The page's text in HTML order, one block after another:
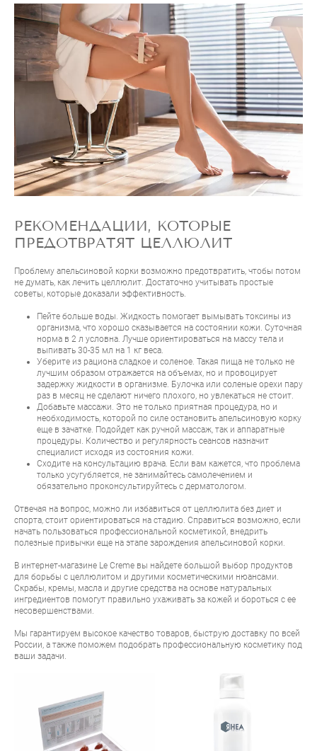
РЕКОМЕНДАЦИИ, КОТОРЫЕ
ПРЕДОТВРАТЯТ ЦЕЛЛЮЛИТ
Проблему апельсиновой корки возможно предотвратить, чтобы потом
не думать, как лечить целлюлит. Достаточно учитывать простые
советы, которые доказали эффективность.
Пейте больше воды. Жидкость помогает вымывать токсины из
организма, что хорошо сказывается на состоянии кожи. Суточная
норма в 2 л условна. Лучше ориентироваться на массу тела и
выпивать 30-35 мл на 1 кг веса.
Уберите из рациона сладкое и соленое. Такая пища не только не
лучшим образом отражается на объемах, но и провоцирует
задержку жидкости в организме. Булочка или соленые орехи пару
раз в месяц не сделают ничего плохого, но увлекаться не стоит.
Добавьте массажи. Это не только приятная процедура, но и
необходимость, которой по силе остановить апельсиновую корку
еще в зачатке. Подойдет как ручной массаж, так и аппаратные
процедуры. Количество и регулярность сеансов назначит
специалист исходя из состояния кожи.
Сходите на консультацию врача. Если вам кажется, что проблема
только усугубляется, не занимайтесь самолечением и
обязательно проконсультируйтесь с дерматологом.
Отвечая на вопрос, можно ли избавиться от целлюлита без диет и
спорта, стоит ориентироваться на стадию. Справиться возможно, если
начать пользоваться профессиональной косметикой, внедрить
полезные привычки еще на этапе зарождения апельсиновой корки.
В интернет-магазине Le Creme вы найдете большой выбор продуктов
для борьбы с целлюлитом и другими косметическими нюансами.
Скрабы, кремы, масла и другие средства на основе натуральных
ингредиентов помогут правильно ухаживать за кожей и бороться с ее
несовершенствами.
Мы гарантируем высокое качество товаров, быструю доставку по всей
России, а также поможем подобрать профессиональную косметику под
ваши задачи.